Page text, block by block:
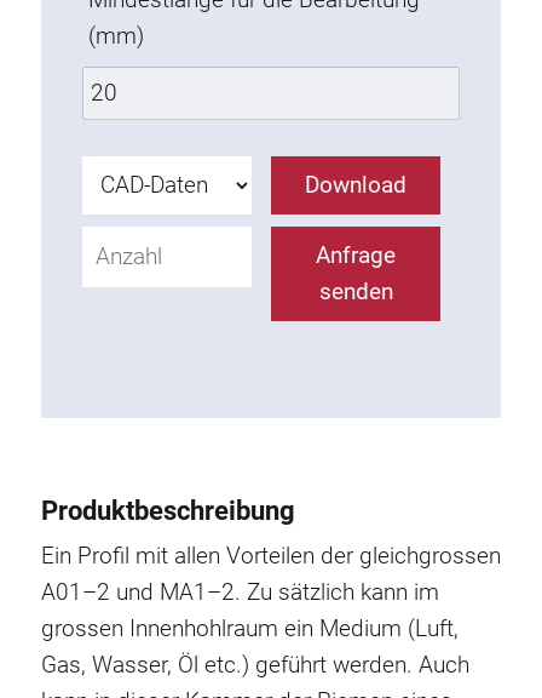
Eckelement
Hubsäulen
Rollbahnsystem
(mm)
Download
Anfrage
senden
Produktbeschreibung
Ein Profil mit allen Vorteilen der gleichgrossen
A01–2 und MA1–2. Zu sätzlich kann im
grossen Innenhohlraum ein Medium (Luft,
Gas, Wasser, Öl etc.) geführt werden. Auch